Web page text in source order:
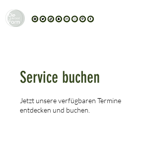
Service buchen
Jetzt unsere verfügbaren Termine
entdecken und buchen.